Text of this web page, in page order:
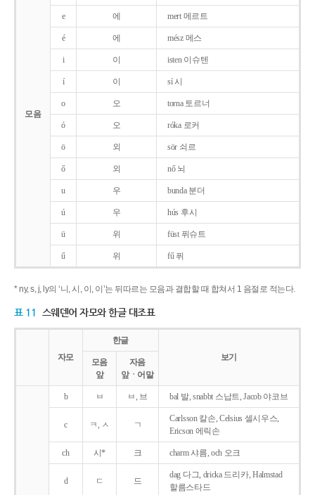
모음
e 에 mert 메르트
é 에 mész 메스
i 이 isten 이슈텐
í 이 sí 시
o 오 torna 토르너
ó 오 róka 로커
ö 외 sör 쇠르
ő 외 nő 뇌
u 우 bunda 분더
ú 우 hús 후시
ü 위 füst 퓌슈트
ű 위 fű 퓌
* ny, s, j, ly의 ‘니, 시, 이, 이’는 뒤따르는 모음과 결합할 때 합쳐서 1 음절로 적는다.
표 11 스웨덴어 자모와 한글 대조표
자모
한글
보기
모음
앞
자음
앞ㆍ어말
b ㅂ ㅂ, 브 bal 발, snabbt 스납트, Jacob 야코브
c ㅋ, ㅅ ㄱ
Carlsson 칼손, Celsius 셀시우스,
Ericson 에릭손
ch 시* 크 charm 샤름, och 오크
d ㄷ 드
dag 다그, dricka 드리카, Halmstad
할름스타드